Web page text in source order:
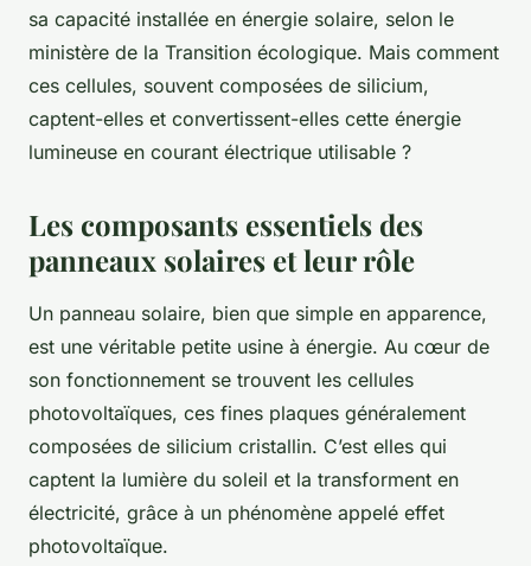
sa capacité installée en énergie solaire, selon le
ministère de la Transition écologique. Mais comment
ces cellules, souvent composées de silicium,
captent-elles et convertissent-elles cette énergie
lumineuse en courant électrique utilisable ?
Les composants essentiels des
panneaux solaires et leur rôle
Un panneau solaire, bien que simple en apparence,
est une véritable petite usine à énergie. Au cœur de
son fonctionnement se trouvent les cellules
photovoltaïques, ces fines plaques généralement
composées de silicium cristallin. C’est elles qui
captent la lumière du soleil et la transforment en
électricité, grâce à un phénomène appelé effet
photovoltaïque.